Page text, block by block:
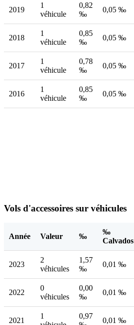
2019
1
véhicule
0,82
‰
0,05 ‰
2018
1
véhicule
0,85
‰
0,05 ‰
2017
1
véhicule
0,78
‰
0,05 ‰
2016
1
véhicule
0,85
‰
0,05 ‰
Vols d'accessoires sur véhicules
Année Valeur ‰
‰
Calvados
2023
2
véhicules
1,57
‰
0,01 ‰
2022
0
véhicules
0,00
‰
0,01 ‰
2021
1
0,97
0,01 ‰